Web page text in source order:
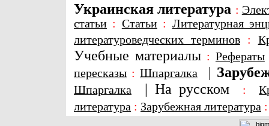
Украинская литература :
статьи : Статьи: Литературная
литературоведческих терминов:
Учебные материалы : Рефераты
пересказы : Шпаргалка |
Шпаргалка | На русском :
литература : Зарубежная литература